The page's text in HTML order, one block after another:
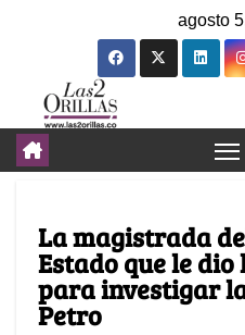
agosto
La magistrada
Estado que le dio
para investigar
Petro